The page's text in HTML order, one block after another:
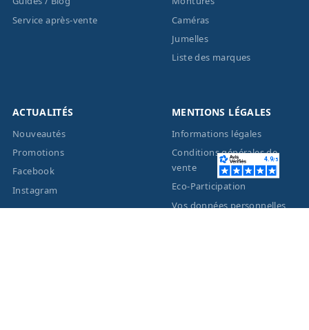
Service après-vente
Caméras
Jumelles
Liste des marques
ACTUALITÉS
Nouveautés
Promotions
Facebook
Instagram
MENTIONS LÉGALES
Informations légales
Conditions générales de
vente
Eco-Participation
Vos données personnelles